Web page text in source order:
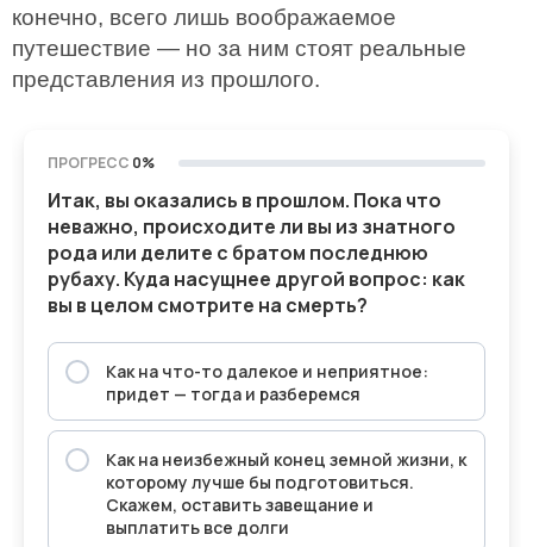
конечно, всего лишь воображаемое
путешествие — но за ним стоят реальные
представления из прошлого.